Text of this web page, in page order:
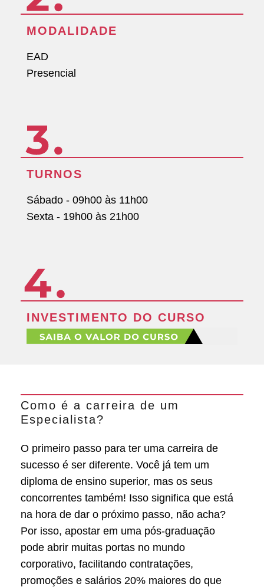
MODALIDADE
EAD
Presencial
TURNOS
Sábado - 09h00 às 11h00
Sexta - 19h00 às 21h00
INVESTIMENTO DO CURSO
Como é a carreira de um
Especialista?
O primeiro passo para ter uma carreira de
sucesso é ser diferente. Você já tem um
diploma de ensino superior, mas os seus
concorrentes também! Isso significa que está
na hora de dar o próximo passo, não acha?
Por isso, apostar em uma pós-graduação
pode abrir muitas portas no mundo
corporativo, facilitando contratações,
promoções e salários 20% maiores do que